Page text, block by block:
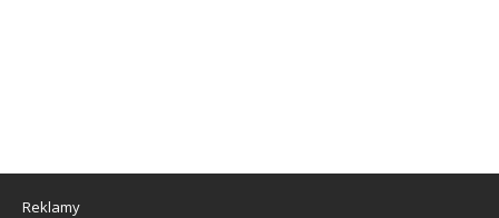
Reklamy